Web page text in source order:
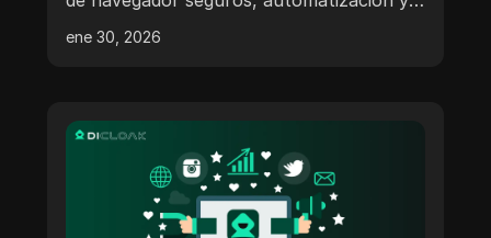
flujos de trabajo de equipo para evitar
baneos y escalar de forma segura.
ene 30, 2026